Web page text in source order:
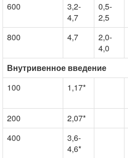
600
3,2-
4,7
0,5-
2,5
800 4,7
2,0-
4,0
Внутривенное введение
100
1,17*
200 2,07*
400
3,6-
4,6*